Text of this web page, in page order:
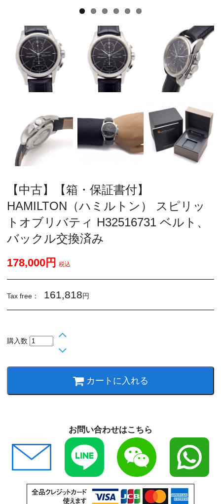
【中古】【箱・保証書付】
HAMILTON（ハミルトン） スピリッ
トオブリバティ H32516731 ベルト、
バックル交換済み
178,000円 税込
Tax free： 161,818円
購入数
カートに入れる
お問い合わせはこちら